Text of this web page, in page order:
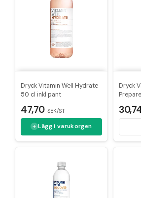
Dryck Vitamin Well Hydrate
50 cl inkl pant
47,70 SEK/ST
Lägg i varukorgen
Dryck